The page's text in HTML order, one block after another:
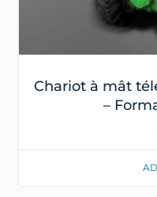
Chariot à mât
–